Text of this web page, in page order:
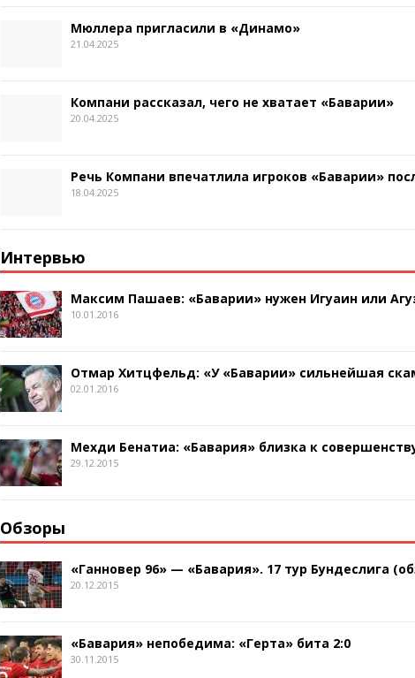
Мюллера пригласили в «Динамо»
21.04.2025
Компани рассказал, чего не хватает «Баварии»
20.04.2025
Речь Компани впечатлила игроков «Баварии»
18.04.2025
Интервью
Максим Пашаев: «Баварии» нужен Игуаин или
10.01.2016
Отмар Хитцфельд: «У «Баварии» сильнейшая
02.01.2016
Мехди Бенатиа: «Бавария» близка к
29.12.2015
Обзоры
«Ганновер 96» — «Бавария». 17 тур Бундеслига
20.12.2015
«Бавария» непобедима: «Герта» бита 2:0
30.11.2015